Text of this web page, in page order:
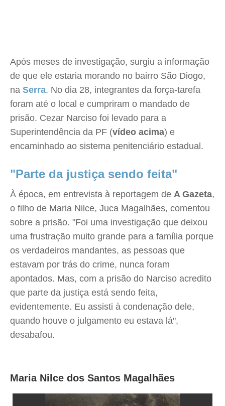
Após meses de investigação, surgiu a informação
de que ele estaria morando no bairro São Diogo,
na Serra. No dia 28, integrantes da força-tarefa
foram até o local e cumpriram o mandado de
prisão. Cezar Narciso foi levado para a
Superintendência da PF (vídeo acima) e
encaminhado ao sistema penitenciário estadual.
"Parte da justiça sendo feita"
À época, em entrevista à reportagem de A Gazeta,
o filho de Maria Nilce, Juca Magalhães, comentou
sobre a prisão. "Foi uma investigação que deixou
uma frustração muito grande para a família porque
os verdadeiros mandantes, as pessoas que
estavam por trás do crime, nunca foram
apontados. Mas, com a prisão do Narciso acredito
que parte da justiça está sendo feita,
evidentemente. Eu assisti à condenação dele,
quando houve o julgamento eu estava lá",
desabafou.
Maria Nilce dos Santos Magalhães